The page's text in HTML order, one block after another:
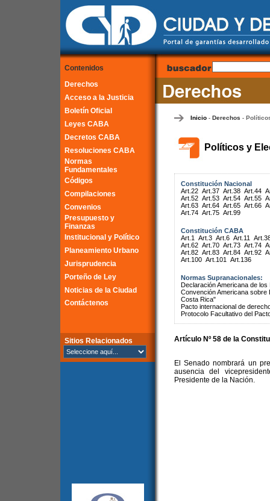
Contenidos
Derechos
Acceso a la Justicia
Boletín Oficial
Leyes CABA
Decretos CABA
Resoluciones CABA
Normas
Fundamentales
Códigos
Compilaciones
Convenios
Presupuesto y
Finanzas
Institucional y Político
Planeamiento Urbano
Jurisprudencia
Porteño de Ley
Noticias de la Ciudad
Contáctenos
Sitios Relacionados
Inicio- Derechos -
Políticos y
Constitución Nacional
Art.22 Art.37 Art.38 Art.44
Art.52 Art.53 Art.54 Art.55
Art.63 Art.64 Art.65 Art.66
Art.74 Art.75 Art.99
Constitución CABA
Art.1
Art.3 Art.6 Art.11
Art.62 Art.70 Art.73 Art.74
Art.82 Art.83 Art.84 Art.92
Art.100 Art.101 Art.136
Normas Supranacionales:
Declaración Americana de
Convención Americana
Costa Rica"
Pacto internacional de
Protocolo Facultativo del
Artículo Nº 58 de la
El Senado nombrará un
ausencia del
Presidente de la Nación.